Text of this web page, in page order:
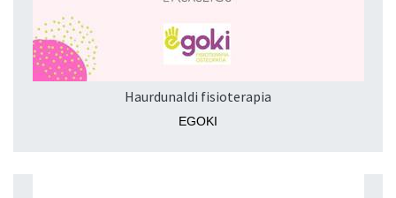
Haurdunaldi fisioterapia
EGOKI